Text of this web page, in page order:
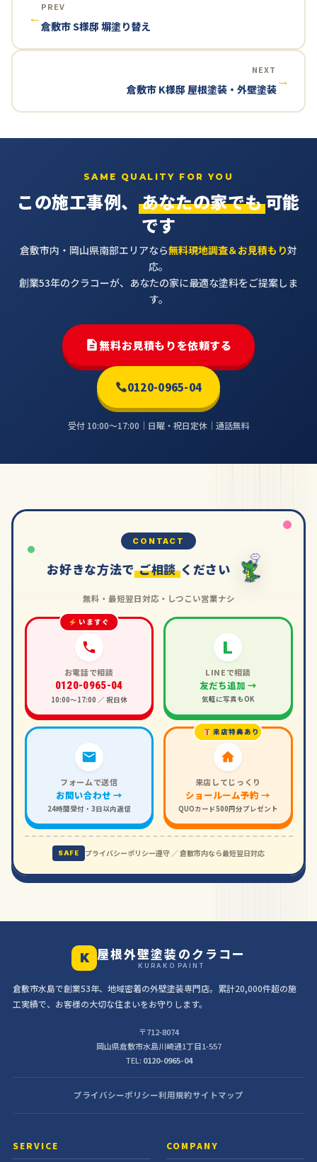
←
PREV
倉敷市 S様邸 塀塗り替え
NEXT
倉敷市 K様邸 屋根塗装・外壁塗装
→
SAME QUALITY FOR YOU
この施工事例、 あなたの家でも可能
です
倉敷市内・岡山県南部エリアなら無料現地調査＆お見積もり対
応。
創業53年のクラコーが、あなたの家に最適な塗料をご提案しま
す。
無料お見積もりを依頼する
0120-0965-04
受付 10:00〜17:00｜日曜・祝日定休｜通話無料
CONTACT
お好きな方法で ご相談 ください
無料・最短翌日対応・しつこい営業ナシ
いますぐ
お電話で相談
0120-0965-04
10:00〜17:00 ／ 祝日休
L
LINEで相談
友だち追加 →
気軽に写真もOK
フォームで送信
お問い合わせ →
24時間受付・3日以内返信
来店特典あり
来店してじっくり
ショールーム予約 →
QUOカード500円分プレゼント
SAFE プライバシーポリシー遵守 ／ 倉敷市内なら最短翌日対応
K 屋根外壁塗装のクラコー
KURAKO PAINT
倉敷市水島で創業53年、地域密着の外壁塗装専門店。累計20,000件超の施
工実績で、お客様の大切な住まいをお守りします。
〒712-8074
岡山県倉敷市水島川崎通1丁目1-557
TEL: 0120-0965-04
プライバシーポリシー利用規約サイトマップ
SERVICE COMPANY